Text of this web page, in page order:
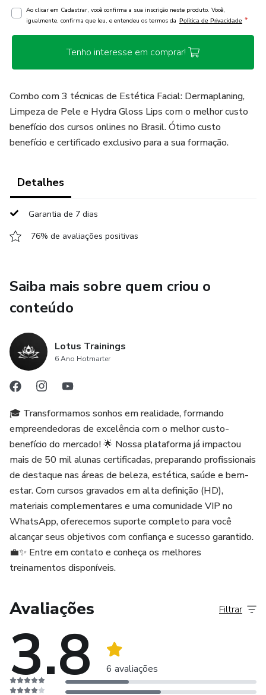
Ao clicar em Cadastrar, você confirma a sua inscrição neste produto. Você,
igualmente, confirma que leu, e entendeu os termos da Política de Privacidade *
Tenho interesse em comprar!
Combo com 3 técnicas de Estética Facial: Dermaplaning,
Limpeza de Pele e Hydra Gloss Lips com o melhor custo
benefício dos cursos onlines no Brasil. Ótimo custo
benefício e certificado exclusivo para a sua formação.
Detalhes
Garantia de 7 dias
76% de avaliações positivas
Saiba mais sobre quem criou o
conteúdo
Lotus Trainings
6 Ano Hotmarter
🎓 Transformamos sonhos em realidade, formando
empreendedoras de excelência com o melhor custo-
benefício do mercado! 🌟 Nossa plataforma já impactou
mais de 50 mil alunas certificadas, preparando profissionais
de destaque nas áreas de beleza, estética, saúde e bem-
estar. Com cursos gravados em alta definição (HD),
materiais complementares e uma comunidade VIP no
WhatsApp, oferecemos suporte completo para você
alcançar seus objetivos com confiança e sucesso garantido.
💼✨ Entre em contato e conheça os melhores
treinamentos disponíveis.
Avaliações
3.8 6 avaliações
Filtrar